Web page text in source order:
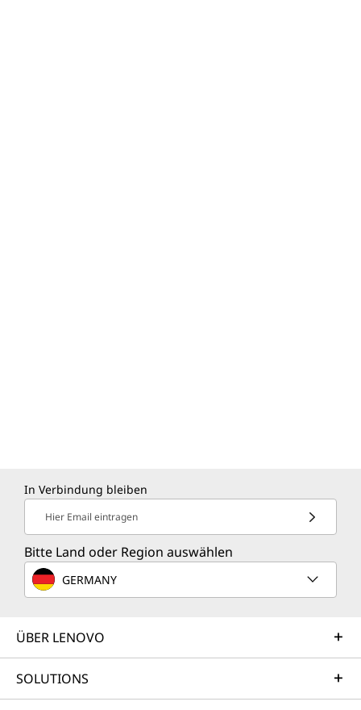
In Verbindung bleiben
Hier Email eintragen
Bitte Land oder Region auswählen
GERMANY
ÜBER LENOVO
SOLUTIONS